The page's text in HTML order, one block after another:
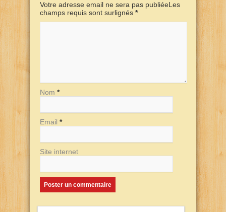
Votre adresse email ne sera pas publiéeLes
champs requis sont surlignés *
Nom *
Email *
Site internet